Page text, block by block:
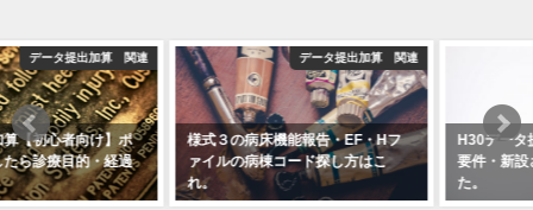
データ提出加算 関連
様式３の病床機能報告・EF・Hフ
ァイルの病棟コード探し方はこ
れ。
H30データ提出加算がすごすぎる！
要件・新設されたものをまとめ
た。